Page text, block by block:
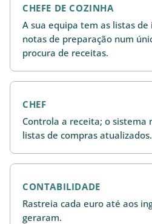
CHEFE DE COZINHA
A sua equipa tem as listas
notas de preparação num
procura de receitas.
CHEF
Controla a receita; o sistema
listas de compras atualizados.
CONTABILIDADE
Rastreia cada euro até aos
geraram.